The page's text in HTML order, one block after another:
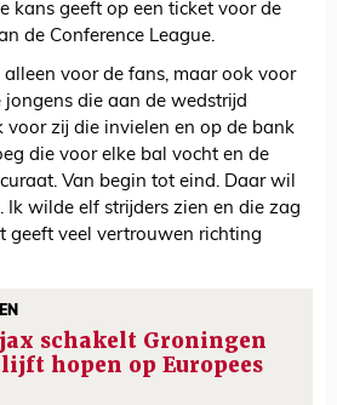
kans geeft op een ticket voor de
de Conference League.
alleen voor de fans, maar ook voor
jongens die aan de wedstrijd
voor zij die invielen en op de bank
die voor elke bal vocht en de
Van begin tot eind. Daar wil
Ik wilde elf strijders zien en die zag
geeft veel vertrouwen richting
schakelt Groningen
hopen op Europees